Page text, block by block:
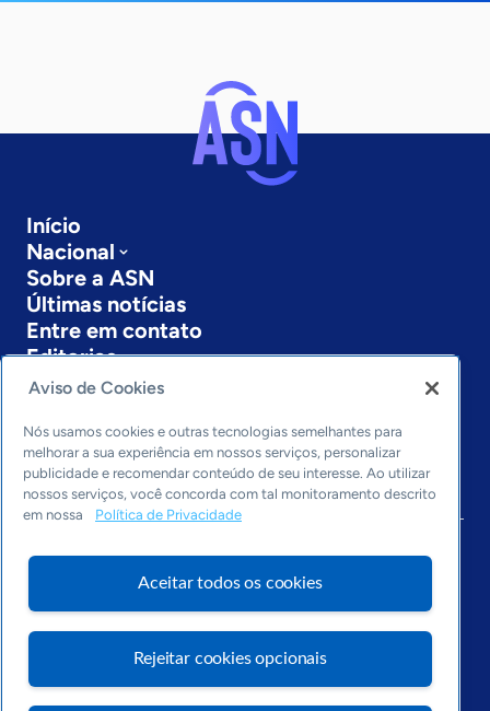
Início
Nacional
Sobre a ASN
Últimas notícias
Entre em contato
Editorias
Economia & Política
Inovação & Tecnologia
Cultura empreendedora
Dados
Arquivo
Aviso de Cookies
Nós usamos cookies e outras tecnologias semelhantes para
melhorar a sua experiência em nossos serviços, personalizar
publicidade e recomendar conteúdo de seu interesse. Ao utilizar
nossos serviços, você concorda com tal monitoramento descrito
em nossa
Política de Privacidade
Aceitar todos os cookies
Rejeitar cookies opcionais